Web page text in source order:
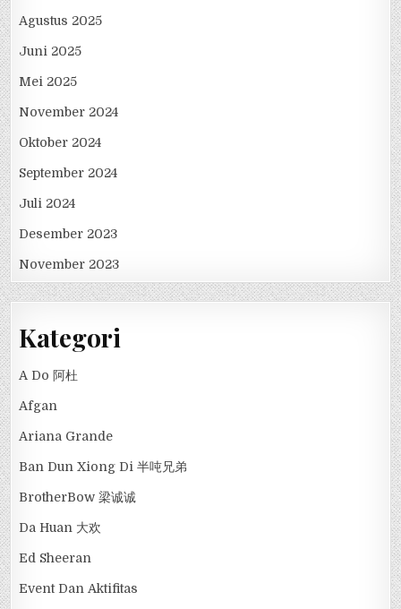
Agustus 2025
Juni 2025
Mei 2025
November 2024
Oktober 2024
September 2024
Juli 2024
Desember 2023
November 2023
Kategori
A Do 阿杜
Afgan
Ariana Grande
Ban Dun Xiong Di 半吨兄弟
BrotherBow 梁诚诚
Da Huan 大欢
Ed Sheeran
Event Dan Aktifitas